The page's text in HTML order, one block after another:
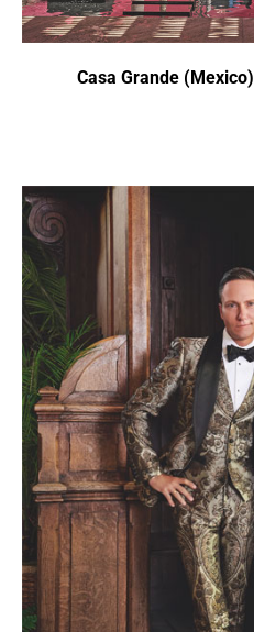
Casa Grande (Mexico)